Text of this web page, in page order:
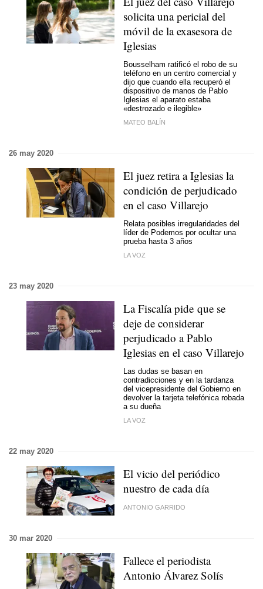
solicita una pericial del
móvil de la exasesora de
Iglesias
Bousselham ratificó el robo de su
teléfono en un centro comercial y
dijo que cuando ella recuperó el
dispositivo de manos de Pablo
Iglesias el aparato estaba
«destrozado e ilegible»
MATEO BALÍN
26 may 2020
El juez retira a Iglesias la
condición de perjudicado
en el caso Villarejo
Relata posibles irregularidades del
líder de Podemos por ocultar una
prueba hasta 3 años
LA VOZ
23 may 2020
La Fiscalía pide que se
deje de considerar
perjudicado a Pablo
Iglesias en el caso Villarejo
Las dudas se basan en
contradicciones y en la tardanza
del vicepresidente del Gobierno en
devolver la tarjeta telefónica robada
a su dueña
LA VOZ
22 may 2020
El vicio del periódico
nuestro de cada día
ANTONIO GARRIDO
30 mar 2020
Fallece el periodista
Antonio Álvarez Solís